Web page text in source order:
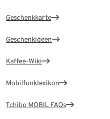
Geschenkkarte
Geschenkideen
Kaffee-Wiki
Mobilfunklexikon
Tchibo MOBIL FAQs